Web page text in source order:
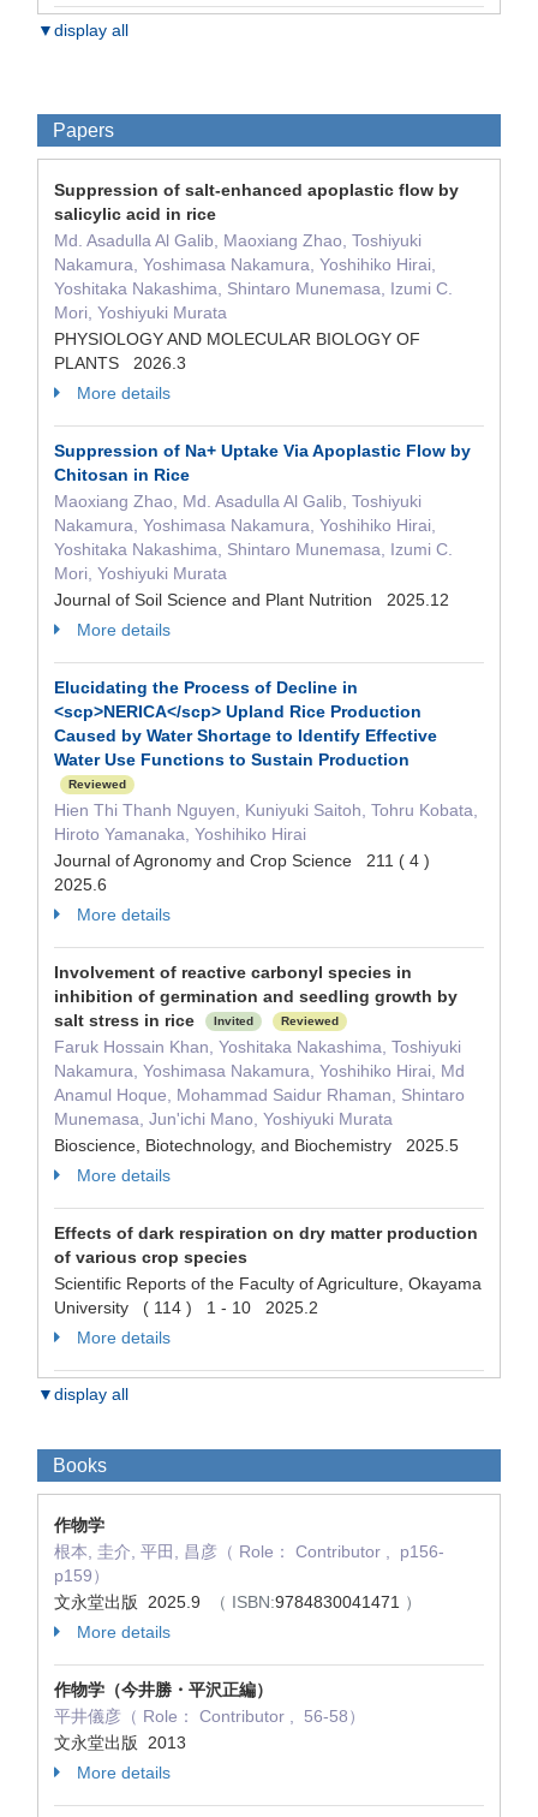
▼display all
Papers
Suppression of salt-enhanced apoplastic flow by
salicylic acid in rice
Md. Asadulla Al Galib, Maoxiang Zhao, Toshiyuki
Nakamura, Yoshimasa Nakamura, Yoshihiko Hirai,
Yoshitaka Nakashima, Shintaro Munemasa, Izumi C.
Mori, Yoshiyuki Murata
PHYSIOLOGY AND MOLECULAR BIOLOGY OF
PLANTS 2026.3
More details
Suppression of Na+ Uptake Via Apoplastic Flow by
Chitosan in Rice
Maoxiang Zhao, Md. Asadulla Al Galib, Toshiyuki
Nakamura, Yoshimasa Nakamura, Yoshihiko Hirai,
Yoshitaka Nakashima, Shintaro Munemasa, Izumi C.
Mori, Yoshiyuki Murata
Journal of Soil Science and Plant Nutrition 2025.12
More details
Elucidating the Process of Decline in
<scp>NERICA</scp> Upland Rice Production
Caused by Water Shortage to Identify Effective
Water Use Functions to Sustain Production
Reviewed
Hien Thi Thanh Nguyen, Kuniyuki Saitoh, Tohru Kobata,
Hiroto Yamanaka, Yoshihiko Hirai
Journal of Agronomy and Crop Science 211 ( 4 )
2025.6
More details
Involvement of reactive carbonyl species in
inhibition of germination and seedling growth by
salt stress in rice
Invited Reviewed
Faruk Hossain Khan, Yoshitaka Nakashima, Toshiyuki
Nakamura, Yoshimasa Nakamura, Yoshihiko Hirai, Md
Anamul Hoque, Mohammad Saidur Rhaman, Shintaro
Munemasa, Jun'ichi Mano, Yoshiyuki Murata
Bioscience, Biotechnology, and Biochemistry 2025.5
More details
Effects of dark respiration on dry matter production
of various crop species
Scientific Reports of the Faculty of Agriculture, Okayama
University ( 114 ) 1 - 10 2025.2
More details
▼display all
Books
作物学
根本, 圭介, 平田, 昌彦（ Role： Contributor , p156-
p159）
文永堂出版 2025.9
（ ISBN:9784830041471 ）
More details
作物学（今井勝・平沢正編）
平井儀彦（ Role： Contributor , 56-58）
文永堂出版 2013
More details